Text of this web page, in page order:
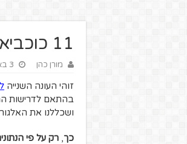
11 כוכביא – עונת 19/20 – מחזור 5
מורן כהן 3 באוקטובר 2019
זוהי העונה השנייה ל
בהתאם לדרישות
ושכללנו את
כך, רק על פי